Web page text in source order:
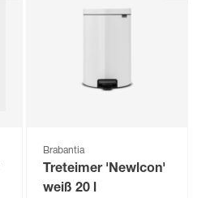
Brabantia
Treteimer 'Newlcon'
weiß 20 l